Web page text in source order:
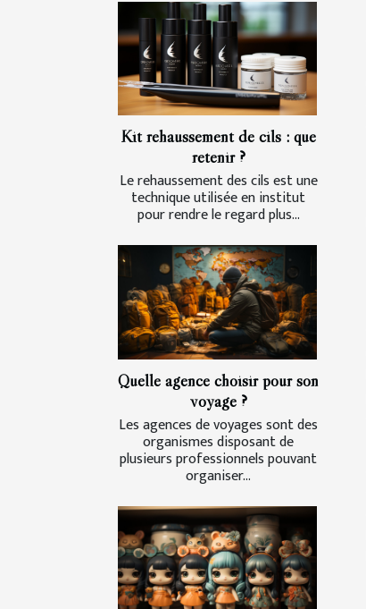
Kit rehaussement de cils : que
retenir ?
Le rehaussement des cils est une
technique utilisée en institut
pour rendre le regard plus...
Quelle agence choisir pour son
voyage ?
Les agences de voyages sont des
organismes disposant de
plusieurs professionnels pouvant
organiser...